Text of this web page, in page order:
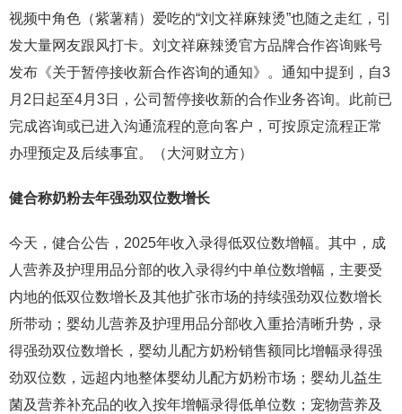
视频中角色（紫薯精）爱吃的“刘文祥麻辣烫”也随之走红，引
发大量网友跟风打卡。刘文祥麻辣烫官方品牌合作咨询账号
发布《关于暂停接收新合作咨询的通知》。通知中提到，自3
月2日起至4月3日，公司暂停接收新的合作业务咨询。此前已
完成咨询或已进入沟通流程的意向客户，可按原定流程正常
办理预定及后续事宜。（大河财立方）
健合称奶粉去年强劲双位数增长
今天，健合公告，2025年收入录得低双位数增幅。其中，成
人营养及护理用品分部的收入录得约中单位数增幅，主要受
内地的低双位数增长及其他扩张市场的持续强劲双位数增长
所带动；婴幼儿营养及护理用品分部收入重拾清晰升势，录
得强劲双位数增长，婴幼儿配方奶粉销售额同比增幅录得强
劲双位数，远超内地整体婴幼儿配方奶粉市场；婴幼儿益生
菌及营养补充品的收入按年增幅录得低单位数；宠物营养及